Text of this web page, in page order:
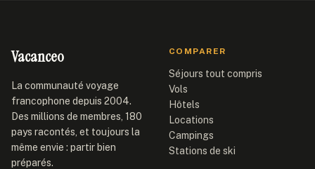
Vacanceo
La communauté voyage
francophone depuis 2004.
Des millions de membres, 180
pays racontés, et toujours la
même envie : partir bien
préparés.
COMPARER
Séjours tout compris
Vols
Hôtels
Locations
Campings
Stations de ski